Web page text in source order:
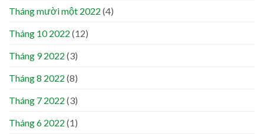
Tháng mười một 2022 (4)
Tháng 10 2022 (12)
Tháng 9 2022 (3)
Tháng 8 2022 (8)
Tháng 7 2022 (3)
Tháng 6 2022 (1)